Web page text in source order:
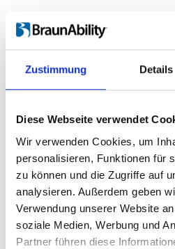
Zustimmung Details
Diese Webseite verwendet
Wir verwenden Cookies, um
personalisieren, Funktionen für
zu können und die Zugriffe auf
analysieren. Außerdem geben
Verwendung unserer Website
soziale Medien, Werbung und
Partner führen diese
Fahrhilfen
Rollstuhllifte
Rampen
BraunAbility Europe ist stolz darauf,
vertreten zu sein. Als